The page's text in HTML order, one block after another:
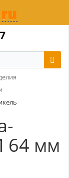
64 мм